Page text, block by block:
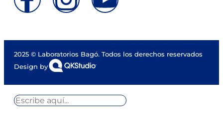
2025 © Laboratorios Bagó. Todos los derechos reservados
Design by